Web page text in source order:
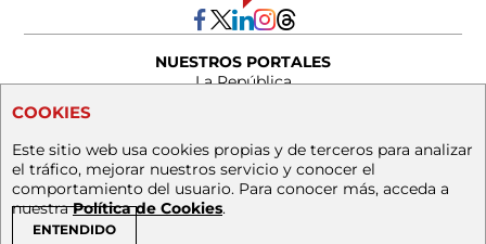
NUESTROS PORTALES
La República
© 2026, Editorial La República S.A.S. Todos los
derechos reservados.
Cr. 13a 37-32, Bogotá
(+57) 1 4227600
COOKIES
Este sitio web usa cookies propias y de terceros para analizar
el tráfico, mejorar nuestros servicio y conocer el
comportamiento del usuario. Para conocer más, acceda a
nuestraPolítica de Cookies.
ENTENDIDO